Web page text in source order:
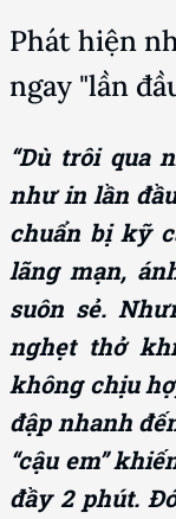
Phát hiện
ngay "lần
“Dù trôi qua
như in lần
chuẩn bị kỹ
lãng mạn,
suôn sẻ.
nghẹt thở
không chịu
đập nhanh
“cậu em”
đầy 2 phút.